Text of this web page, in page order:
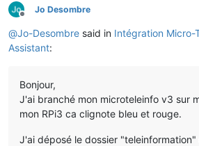
Offline
Jo Desombre
@Jo-Desombre said in Intégration Micro-
Assistant:
Bonjour,
J'ai branché mon microteleinfo v3 sur
mon RPi3 ca clignote bleu et rouge.
J'ai déposé le dossier "teleinformation"